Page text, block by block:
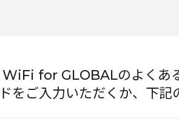
WiFi for GLOBALのよくあ
をご入力いただくか、 下記